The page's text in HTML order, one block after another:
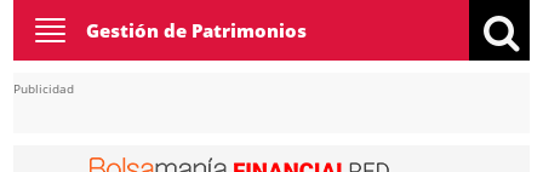
Toggle
navigation
Gestión de Patrimonios
Publicidad